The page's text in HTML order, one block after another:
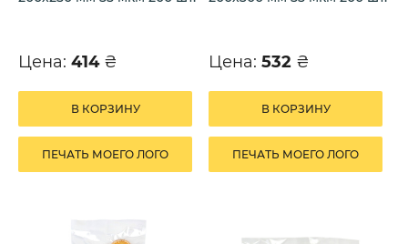
Цена: 414 ₴
В КОРЗИНУ
ПЕЧАТЬ МОЕГО ЛОГО
Цена: 532 ₴
В КОРЗИНУ
ПЕЧАТЬ МОЕГО ЛОГО